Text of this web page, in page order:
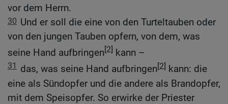
vor dem Herrn.
30 Und er soll die eine von den Turteltauben oder
von den jungen Tauben opfern, von dem, was
seine Hand aufbringen[2] kann –
31 das, was seine Hand aufbringen[2] kann: die
eine als Sündopfer und die andere als Brandopfer,
mit dem Speisopfer. So erwirke der Priester